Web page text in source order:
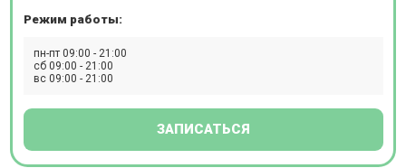
Полное поликлиническое обслуживание, предлагаемое
для семей: здесь получит помощь каждый, от мала до
велика.
психолог. Возможен выезд специалистов на дом. Все
Т-СПОТ. Работает специализированное неврологическое
отделение с восстановительным подразделением: прием
Режим работы:
пн-пт 09:00 - 21:00
сб 09:00 - 21:00
вс 09:00 - 21:00
ЗАПИСАТЬСЯ